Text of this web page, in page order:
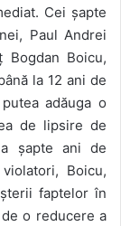
Cei șapte
Paul Andrei
Bogdan Boicu,
la 12 ani de
adăuga o
de lipsire de
șapte ani de
Boicu,
faptelor în
o reducere a